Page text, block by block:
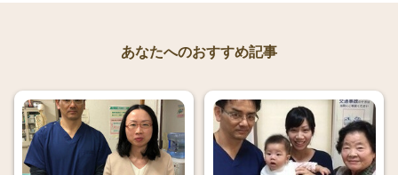
あなたへのおすすめ記事